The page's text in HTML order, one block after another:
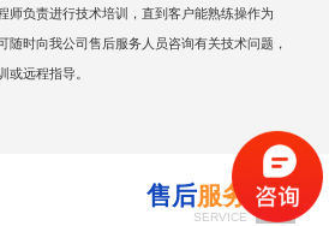
师负责进行技术培训，直到客户能熟练操作为
随时向我公司售后服务人员咨询有关技术问题，
或远程指导。
4
售后服务
SERVICE